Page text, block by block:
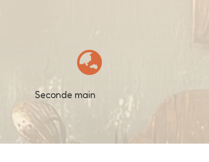

Seconde main